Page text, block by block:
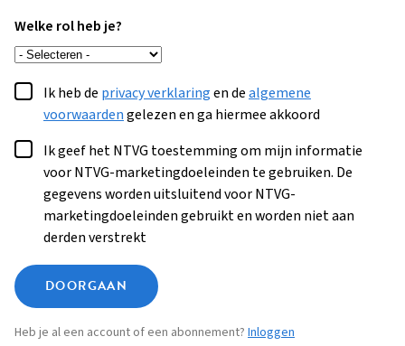
Welke rol heb je?
Ik heb de privacy verklaringen dealgemene
voorwaardengelezen en ga hiermee akkoord
Ik geef het NTVG toestemming om mijn informatie
voor NTVG-marketingdoeleinden te gebruiken. De
gegevens worden uitsluitend voor NTVG-
marketingdoeleinden gebruikt en worden niet aan
derden verstrekt
DOORGAAN
Heb je al een account of een abonnement? Inloggen